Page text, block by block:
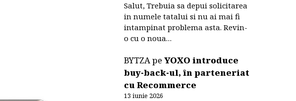
Salut, Trebuia sa depui solicitarea
in numele tatalui si nu ai mai fi
intampinat problema asta. Revin-
o cu o noua…
BYTZApeYOXO introduce
buy-back-ul, în parteneriat
cu Recommerce
13 iunie 2026